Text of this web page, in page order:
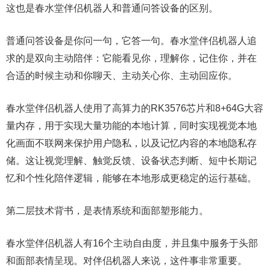
这也是春水堂伴侣机器人和普通问答设备的区别。
普通问答设备是你问一句，它答一句。春水堂伴侣机器人追
求的是双向主动陪伴：它能看见你，理解你，记住你，并在
合适的时候主动和你聊天、主动关心你、主动回应你。
春水堂伴侣机器人使用了高算力的RK3576芯片和8+64G大容
量内存，用于实现大量功能的本地计算，同时实现视觉本地
化画面不联网来保护用户隐私，以及记忆内容的本地隐私存
储。这让视觉理解、触觉反馈、设备状态判断、短中长期记
忆和个性化陪伴逻辑，能够在本地形成更稳定的运行基础。
第二层技术背书，是表情系统和面部塑形能力。
春水堂伴侣机器人有16个主动自由度，并且集中服务于头部
和面部表情呈现。对伴侣机器人来说，这件事非常重要。